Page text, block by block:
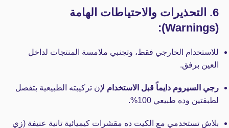
6. التحذيرات والاحتياطات الهامة
(Warnings):
للاستخدام الخارجي فقط، وتجنبي ملامسة المنتجات لداخل
العين برفق.
رجي السيروم دايماً قبل الاستخدام لإن تركيبته الطبيعية بتفصل
لطبقتين وده طبيعي 100%.
بلاش تستخدمي مع الكيت ده مقشرات كيميائية تانية عنيفة (زي